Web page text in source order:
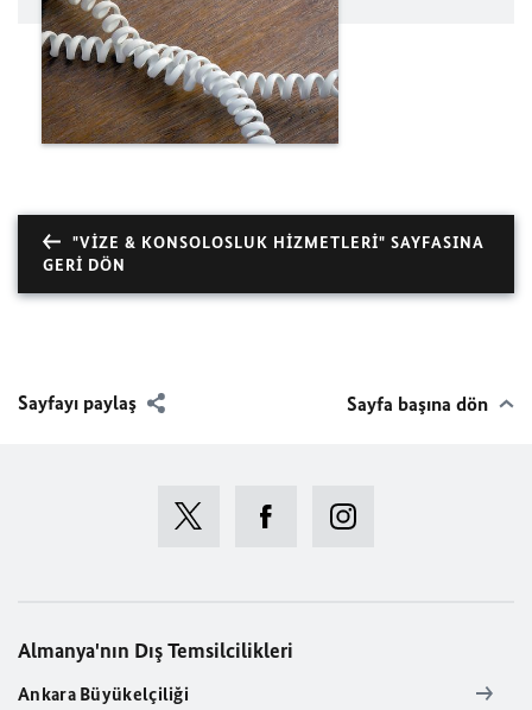
"VIZE & KONSOLOSLUK HIZMETLERI" SAYFASINA
GERI DÖN
Sayfayı paylaş Sayfa başına dön
Almanya'nın Dış Temsilcilikleri
Ankara Büyükelçiliği